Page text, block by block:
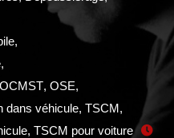
,
,
OCMST, OSE,
dans véhicule, TSCM,
, TSCM pour voiture